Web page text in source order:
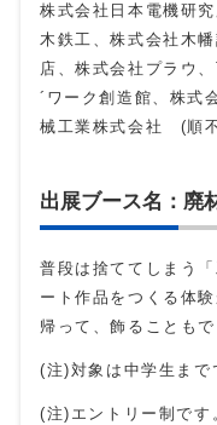
株式会社日本電機研
木鉄工、株式会社木
店、株式会社プラウ
´ワーク創造館、株式
械工業株式会社 (順
出展ブース名：廃
普段は捨ててしまう
ート作品をつくる体
帰って、飾ることも
(注)対象は中学生まで
(注)エントリー制です